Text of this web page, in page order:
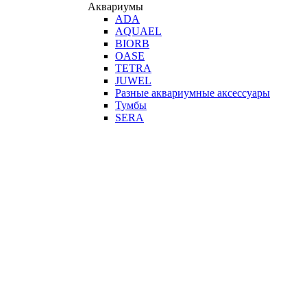
Аквариумы
ADA
AQUAEL
BIORB
OASE
TETRA
JUWEL
Разные аквариумные аксессуары
Тумбы
SERA